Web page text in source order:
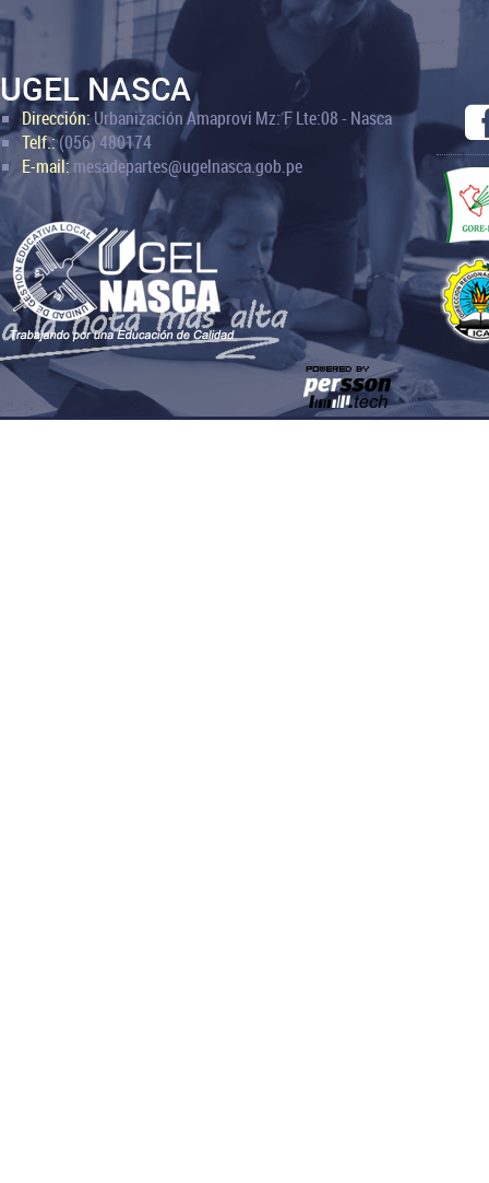
UGEL NASCA
Dirección:Urbanización Amaprovi Mz: F Lte:08 - Nasca
Telf.:(056) 480174
E-mail:mesadepartes@ugelnasca.gob.pe